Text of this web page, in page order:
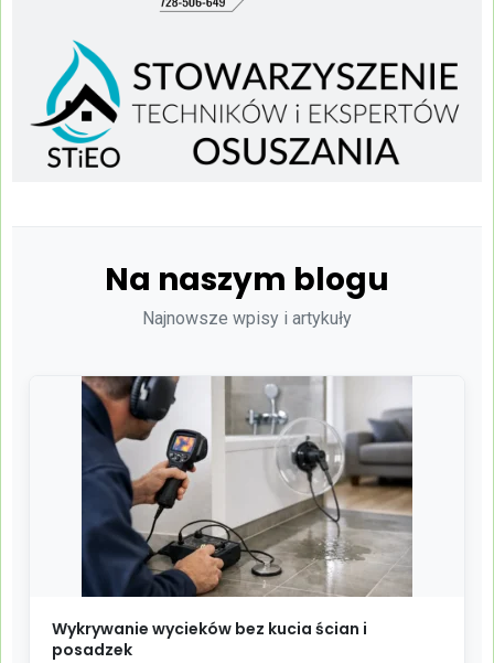
Na naszym blogu
Najnowsze wpisy i artykuły
Wykrywanie wycieków bez kucia ścian i
posadzek